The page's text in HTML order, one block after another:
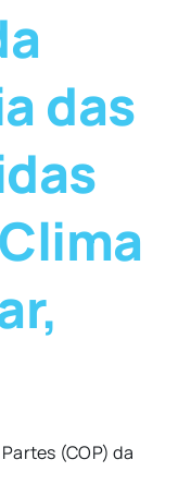
das
(COP) da